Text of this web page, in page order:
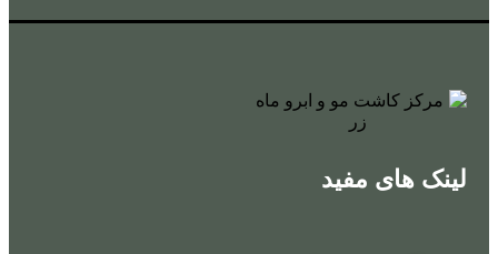
لینک های مفید